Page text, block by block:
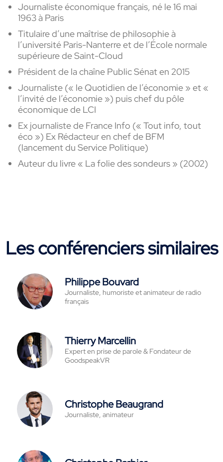
Journaliste économique français, né le 16 mai
1963 à Paris
Titulaire d’une maîtrise de philosophie à
l’université Paris-Nanterre et de l’École normale
supérieure de Saint-Cloud
Président de la chaîne Public Sénat en 2015
Journaliste (« le Quotidien de l’économie » et «
l’invité de l’économie ») puis chef du pôle
économique de LCI
Ex journaliste de France Info (« Tout info, tout
éco ») Ex Rédacteur en chef de BFM
(lancement du Service Politique)
Auteur du livre « La folie des sondeurs » (2002)
Les conférenciers similaires
Philippe Bouvard
Journaliste, humoriste et animateur de radio
français
Thierry Marcellin
Expert en prise de parole & Fondateur de
GoodspeakVR
Christophe Beaugrand
Journaliste, animateur